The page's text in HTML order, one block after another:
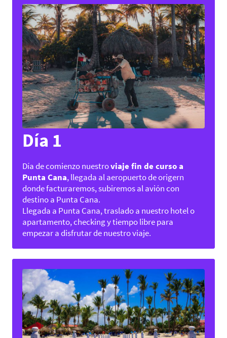
Día 1
Día de comienzo nuestroviaje fin de curso a
Punta Cana, llegada al aeropuerto de origern
donde facturaremos, subiremos al avión con
destino a Punta Cana.
Llegada a Punta Cana, traslado a nuestro hotel o
apartamento, checking y tiempo libre para
empezar a disfrutar de nuestro viaje.